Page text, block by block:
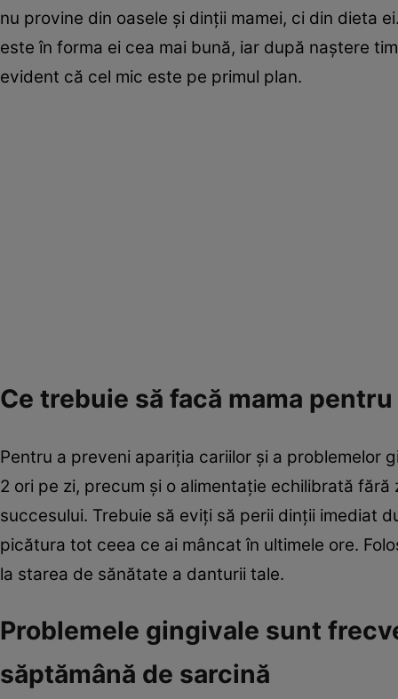
nu provine din oasele şi dinţii mamei, ci din dieta
este în forma ei cea mai bună, iar după naştere
evident că cel mic este pe primul plan.
Ce trebuie să facă mama
Pentru a preveni apariţia cariilor şi a problemelor
2 ori pe zi, precum şi o alimentaţie echilibrată
succesului. Trebuie să eviţi să perii dinţii imediat
picătura tot ceea ce ai mâncat în ultimele ore.
la starea de sănătate a danturii tale.
Problemele gingivale sunt
săptămână de sarcină